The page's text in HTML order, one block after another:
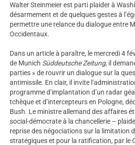
Walter Steinmeier est parti plaider à
désarmement et de quelques gestes à
permettre une relance du dialogue entre
Occidentaux.
Dans un article à paraître, le mercredi 4
de Munich Süddeutsche Zeitung, il
parties » de rouvrir un dialogue sur la
antimissile. En clair, il invite
programme d’implantation d’un radar
tchèque et d’intercepteurs en Pologne,
Bush. Le ministre allemand des affaires
social-démocrate à la chancellerie –
reprise des négociations sur la limitation
stratégiques et pour la ratification, par le